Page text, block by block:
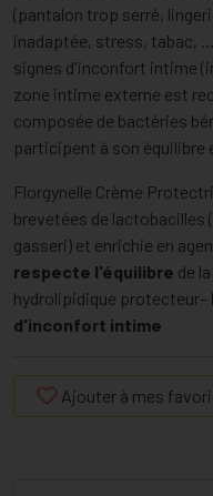
(pantalon trop serré,
inadaptée, stress, tabac,
signes d'inconfort intime
zone intime externe est
composée de bactéries
participent à son équilibre
Florgynelle Crème
brevetées de lactobacilles
gasseri) et enrichie en
respecte l'équilibre de
hydrolipidique protecteur–
d'inconfort intime
Ajouter à mes